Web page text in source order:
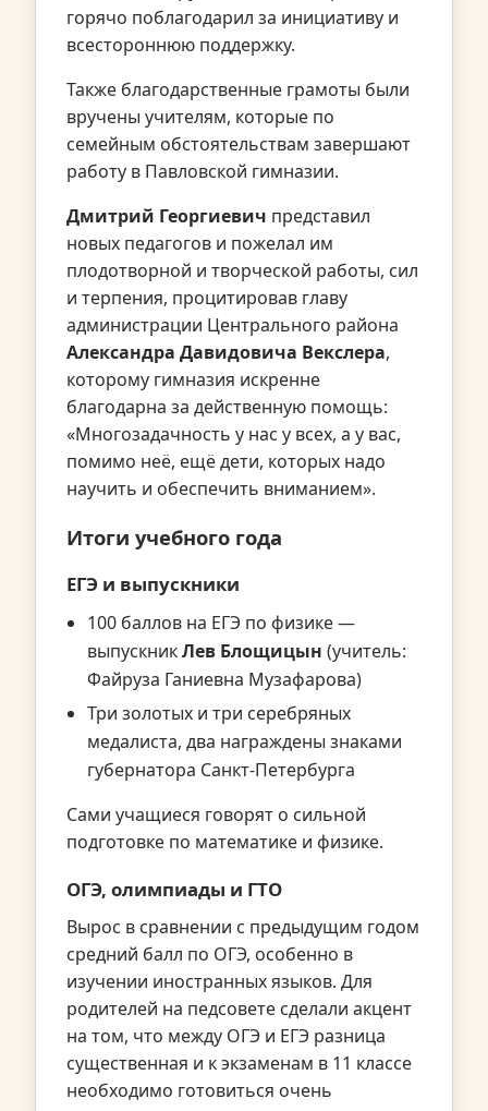
горячо поблагодарил за инициативу и
всестороннюю поддержку.
Также благодарственные грамоты были
вручены учителям, которые по
семейным обстоятельствам завершают
работу в Павловской гимназии.
Дмитрий Георгиевич представил
новых педагогов и пожелал им
плодотворной и творческой работы, сил
и терпения, процитировав главу
администрации Центрального района
Александра Давидовича Векслера,
которому гимназия искренне
благодарна за действенную помощь:
«Многозадачность у нас у всех, а у вас,
помимо неё, ещё дети, которых надо
научить и обеспечить вниманием».
Итоги учебного года
ЕГЭ и выпускники
100 баллов на ЕГЭ по физике —
выпускникЛев Блощицын (учитель:
Файруза Ганиевна Музафарова)
Три золотых и три серебряных
медалиста, два награждены знаками
губернатора Санкт-Петербурга
Сами учащиеся говорят о сильной
подготовке по математике и физике.
ОГЭ, олимпиады и ГТО
Вырос в сравнении с предыдущим годом
средний балл по ОГЭ, особенно в
изучении иностранных языков. Для
родителей на педсовете сделали акцент
на том, что между ОГЭ и ЕГЭ разница
существенная и к экзаменам в 11 классе
необходимо готовиться очень